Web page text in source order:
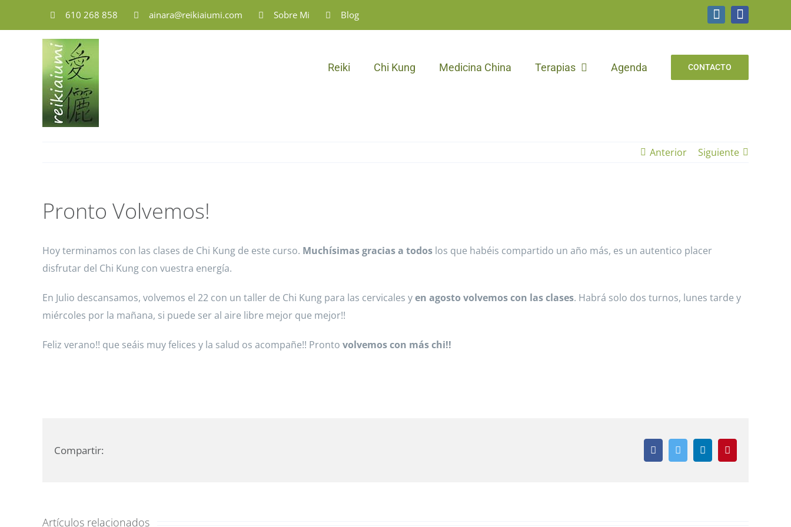
610 268 858 ainara@reikiaiumi.com Sobre Mi Blog InstagramFacebook
Reiki Chi Kung Medicina China Terapias Agenda CONTACTO
Anterior Siguiente
Pronto Volvemos!
Hoy terminamos con las clases de Chi Kung de este curso. Muchísimas gracias a todos los que habéis compartido un año más, es un autentico placer
disfrutar del Chi Kung con vuestra energía.
En Julio descansamos, volvemos el 22 con un taller de Chi Kung para las cervicales yen agosto volvemos con las clases. Habrá solo dos turnos, lunes tarde y
miércoles por la mañana, si puede ser al aire libre mejor que mejor!!
Feliz verano!! que seáis muy felices y la salud os acompañe!! Pronto volvemos con más chi!!
Compartir: FacebookTwitterLinkedInPinterest
Artículos relacionados